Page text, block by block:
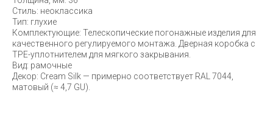
Стиль: неоклассика
Тип: глухие
Комплектующие: Телескопические погонажные изделия для
качественного регулируемого монтажа. Дверная коробка с
TPE-уплотнителем для мягкого закрывания.
Вид: рамочные
Декор: Cream Silk — примерно соответствует RAL 7044,
матовый (≈ 4,7 GU).